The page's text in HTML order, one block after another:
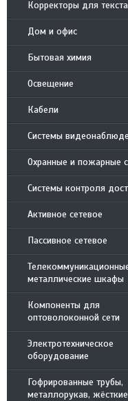
Корректоры для текста
Дом и офис
Бытовая химия
Освещение
Кабели
Системы
Охранные и пожарные
Системы контроля
Активное сетевое
Пассивное сетевое
металлические шкафы
Компоненты для
оптоволоконной сети
Электротехническое
оборудование
Гофрированные трубы,
металлорукав,